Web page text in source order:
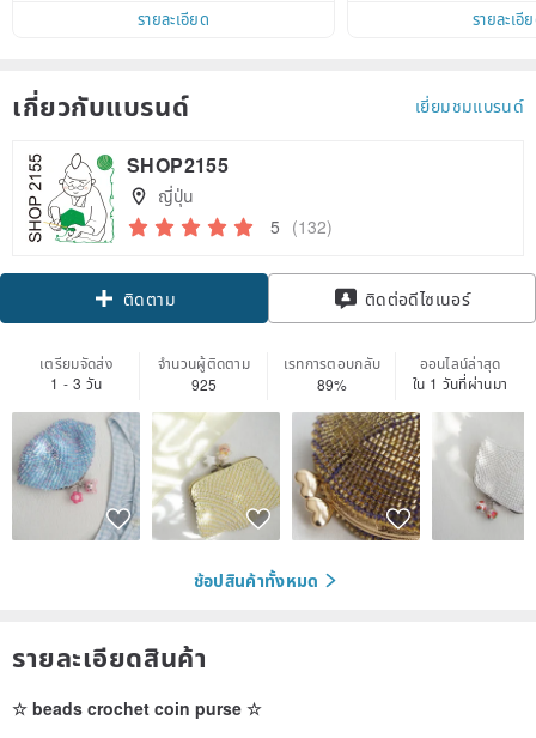
within 7 days!
รายละเอียด
รายละเอี
เกี่ยวกับแบรนด์ เยี่ยมชมแบรนด์
SHOP2155
ญี่ปุ่น
5 (132)
ติดตาม ติดต่อดีไซเนอร์
เตรียมจัดส่ง
1 - 3 วัน
จำนวนผู้ติดตาม
925
เรทการตอบกลับ
89%
ออนไลน์ล่าสุด
ใน 1 วันที่ผ่านมา
ช้อปสินค้าทั้งหมด
รายละเอียดสินค้า
☆ beads crochet coin purse ☆